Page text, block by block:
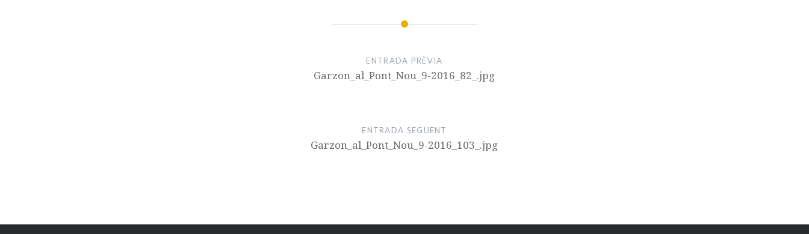
ENTRADA PRÈVIA
Garzon_al_Pont_Nou_9-2016_82_.jpg
ENTRADA SEGÜENT
Garzon_al_Pont_Nou_9-2016_103_.jpg